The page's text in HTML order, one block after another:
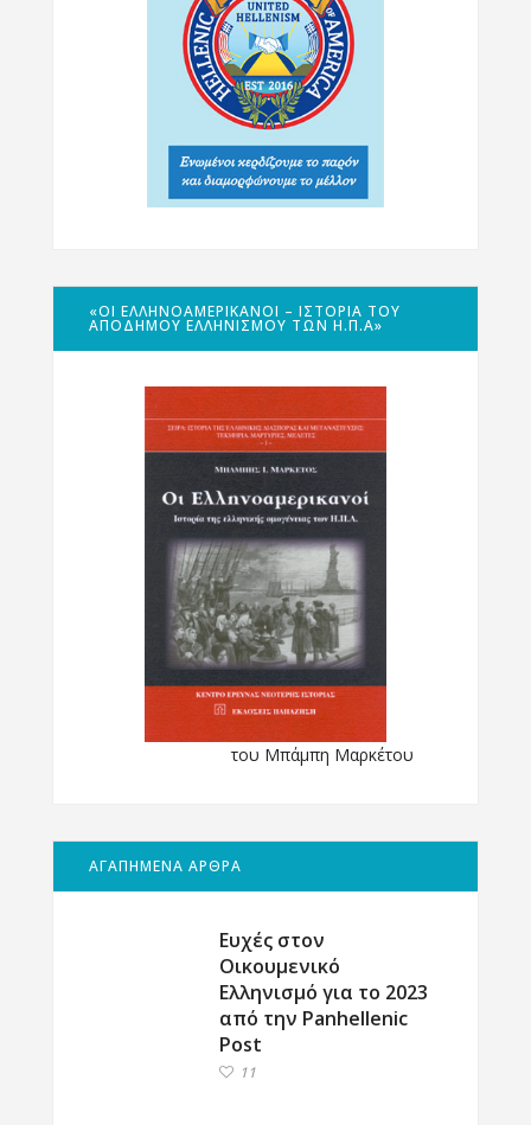
«ΟΙ ΕΛΛΗΝΟΑΜΕΡΙΚΑΝΟΊ – ΙΣΤΟΡΊΑ ΤΟΥ
ΑΠΌΔΗΜΟΥ ΕΛΛΗΝΙΣΜΟΎ ΤΩΝ Η.Π.Α»
του Μπάμπη Μαρκέτου
ΑΓΑΠΗΜΕΝΑ ΑΡΘΡΑ
Ευχές στον
Οικουμενικό
Ελληνισμό για το 2023
από την Panhellenic
Post
11